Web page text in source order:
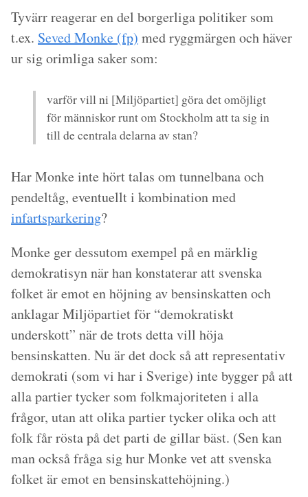
Tyvärr reagerar en del borgerliga politiker som
t.ex. Seved Monke (fp) med ryggmärgen och häver
ur sig orimliga saker som:
varför vill ni [Miljöpartiet] göra det omöjligt
för människor runt om Stockholm att ta sig in
till de centrala delarna av stan?
Har Monke inte hört talas om tunnelbana och
pendeltåg, eventuellt i kombination med
infartsparkering?
Monke ger dessutom exempel på en märklig
demokratisyn när han konstaterar att svenska
folket är emot en höjning av bensinskatten och
anklagar Miljöpartiet för “demokratiskt
underskott” när de trots detta vill höja
bensinskatten. Nu är det dock så att representativ
demokrati (som vi har i Sverige) inte bygger på att
alla partier tycker som folkmajoriteten i alla
frågor, utan att olika partier tycker olika och att
folk får rösta på det parti de gillar bäst. (Sen kan
man också fråga sig hur Monke vet att svenska
folket är emot en bensinskattehöjning.)